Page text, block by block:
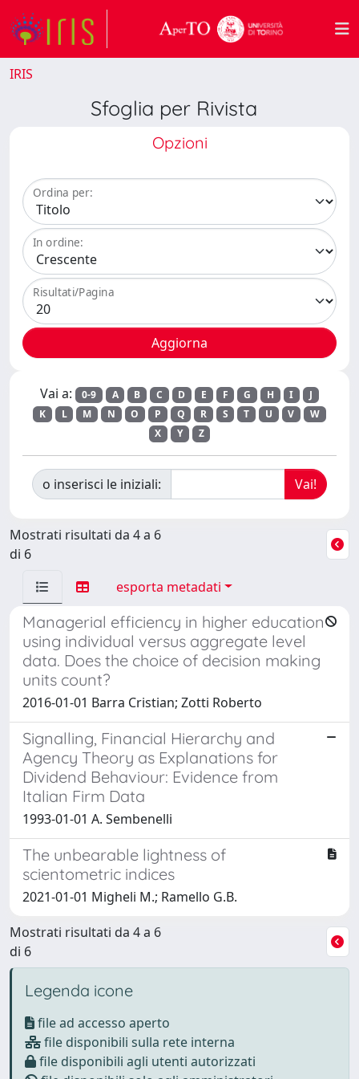
IRIS
Sfoglia per Rivista
Opzioni
Ordina per:
In ordine:
Risultati/Pagina
Vai a: 0-9 A B C D E F G H I
J
K
L M N O P Q R S T U V
W
X
Y Z
o inserisci le iniziali:
Mostrati risultati da 4 a 6
di 6
esporta metadati
Managerial efficiency in higher education
using individual versus aggregate level
data. Does the choice of decision making
units count?
2016-01-01 Barra Cristian; Zotti Roberto
Signalling, Financial Hierarchy and
Agency Theory as Explanations for
Dividend Behaviour: Evidence from
Italian Firm Data
1993-01-01 A. Sembenelli
The unbearable lightness of
scientometric indices
2021-01-01 Migheli M.; Ramello G.B.
Mostrati risultati da 4 a 6
di 6
Legenda icone
file ad accesso aperto
file disponibili sulla rete interna
file disponibili agli utenti autorizzati